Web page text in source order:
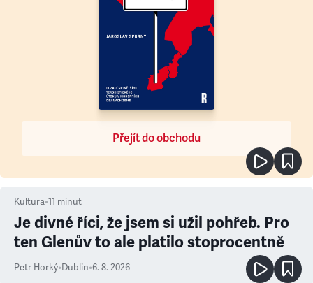
Přejít do obchodu
Kultura•11 minut
Je divné říci, že jsem si užil pohřeb. Pro
ten Glenův to ale platilo stoprocentně
Petr Horký•Dublin•6. 8. 2026